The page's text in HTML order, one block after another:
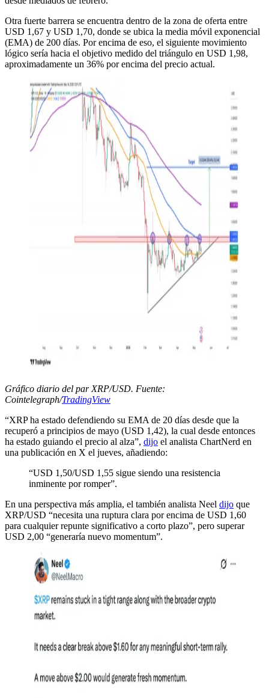
Otra fuerte barrera se encuentra dentro de la zona de oferta entre
USD 1,67 y USD 1,70, donde se ubica la media móvil exponencial
(EMA) de 200 días. Por encima de eso, el siguiente movimiento
lógico sería hacia el objetivo medido del triángulo en USD 1,98,
aproximadamente un 36% por encima del precio actual.
Gráfico diario del par XRP/USD. Fuente:
Cointelegraph/TradingView
“XRP ha estado defendiendo su EMA de 20 días desde que la
recuperó a principios de mayo (USD 1,42), la cual desde entonces
ha estado guiando el precio al alza”, dijo el analista ChartNerd en
una publicación en X el jueves, añadiendo:
“USD 1,50/USD 1,55 sigue siendo una resistencia
inminente por romper”.
En una perspectiva más amplia, el también analista Neel dijo que
XRP/USD “necesita una ruptura clara por encima de USD 1,60
para cualquier repunte significativo a corto plazo”, pero superar
USD 2,00 “generaría nuevo momentum”.